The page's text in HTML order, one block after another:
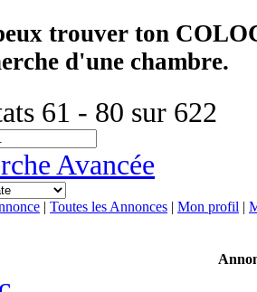
trouver ton
d'une chambre.
61 - 80 sur 622
Avancée
| Toutes les Annonces | Mon profil |